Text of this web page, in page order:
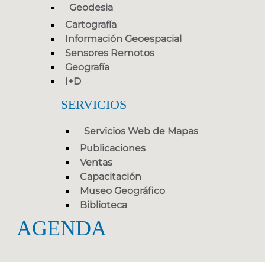
Geodesia
Cartografía
Información Geoespacial
Sensores Remotos
Geografía
I+D
SERVICIOS
Servicios Web de Mapas
Publicaciones
Ventas
Capacitación
Museo Geográfico
Biblioteca
AGENDA